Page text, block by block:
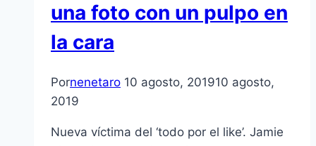
una foto con un pulpo en
la cara
Pornenetaro 10 agosto, 201910 agosto,
2019
Nueva víctima del ‘todo por el like’. Jamie